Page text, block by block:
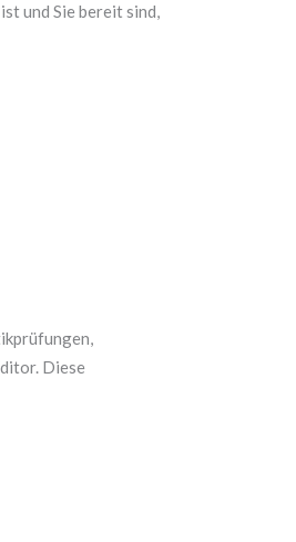
und Sie bereit sind,
Diese